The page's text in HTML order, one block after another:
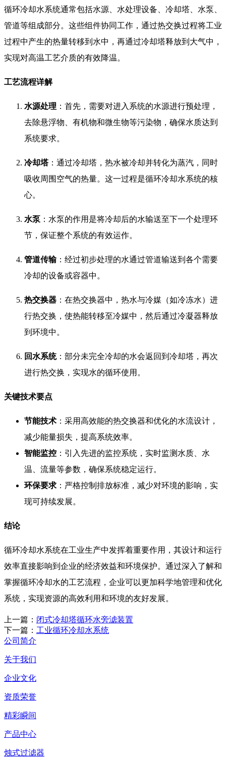
循环冷却水系统通常包括水源、水处理设备、冷却塔、水泵、
管道等组成部分。这些组件协同工作，通过热交换过程将工业
过程中产生的热量转移到水中，再通过冷却塔释放到大气中，
实现对高温工艺介质的有效降温。
工艺流程详解
水源处理 ：首先，需要对进入系统的水源进行预处理，
去除悬浮物、有机物和微生物等污染物，确保水质达到
系统要求。
冷却塔：通过冷却塔，热水被冷却并转化为蒸汽，同时
吸收周围空气的热量。这一过程是循环冷却水系统的核
心。
水泵 ：水泵的作用是将冷却后的水输送至下一个处理环
节，保证整个系统的有效运作。
管道传输：经过初步处理的水通过管道输送到各个需要
冷却的设备或容器中。
热交换器 ：在热交换器中，热水与冷媒（如冷冻水）进
行热交换，使热能转移至冷媒中，然后通过冷凝器释放
到环境中。
回水系统：部分未完全冷却的水会返回到冷却塔，再次
进行热交换，实现水的循环使用。
关键技术要点
节能技术 ：采用高效能的热交换器和优化的水流设计，
减少能量损失，提高系统效率。
智能监控 ：引入先进的监控系统，实时监测水质、水
温、流量等参数，确保系统稳定运行。
环保要求 ：严格控制排放标准，减少对环境的影响，实
现可持续发展。
结论
循环冷却水系统在工业生产中发挥着重要作用，其设计和运行
效率直接影响到企业的经济效益和环境保护。通过深入了解和
掌握循环冷却水的工艺流程，企业可以更加科学地管理和优化
系统，实现资源的高效利用和环境的友好发展。
上一篇： 闭式冷却塔循环水旁滤装置
下一篇： 工业循环冷却水系统
公司简介
关于我们
企业文化
资质荣誉
精彩瞬间
产品中心
烛式过滤器